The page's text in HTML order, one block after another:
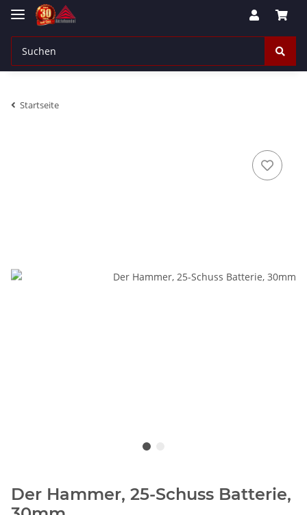
Startseite
Der Hammer, 25-Schuss Batterie,